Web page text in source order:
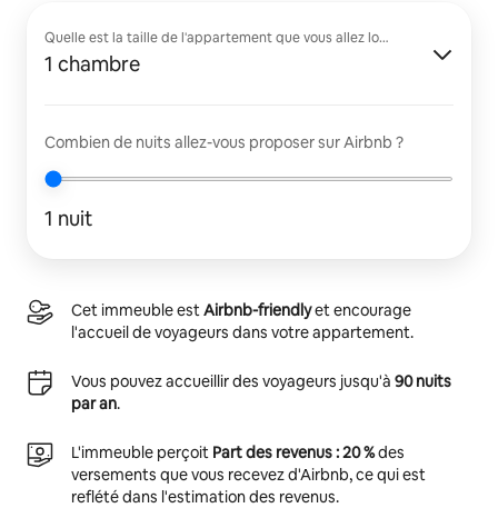
Quelle est la taille de l'appartement que vous allez louer ?
1 chambre
Combien de nuits allez-vous proposer sur Airbnb ?
1 nuit
Cet immeuble estAirbnb-friendlyet encourage
l'accueil de voyageurs dans votre appartement.
Vous pouvez accueillir des voyageurs jusqu'à 90 nuits
par an.
L'immeuble perçoit Part des revenus : 20 %des
versements que vous recevez d'Airbnb, ce qui est
reflété dans l'estimation des revenus.